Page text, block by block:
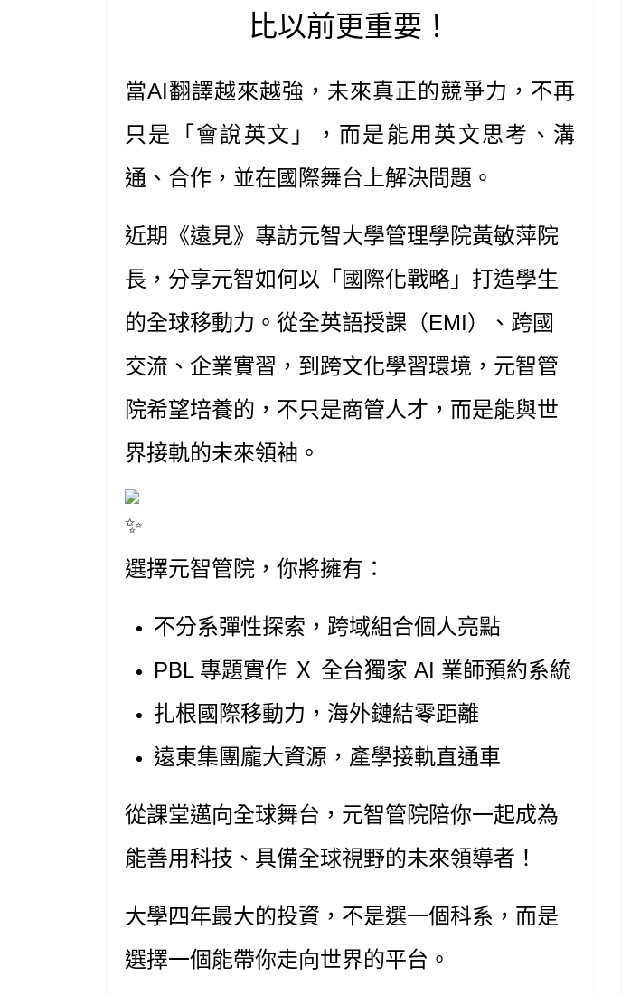
比以前更重要！
當AI翻譯越來越強，未來真正的競爭力，不再
只是「會說英文」，而是能用英文思考、溝
通、合作，並在國際舞台上解決問題。
近期《遠見》專訪元智大學管理學院黃敏萍院
長，分享元智如何以「國際化戰略」打造學生
的全球移動力。從全英語授課（EMI）、跨國
交流、企業實習，到跨文化學習環境，元智管
院希望培養的，不只是商管人才，而是能與世
界接軌的未來領袖。
選擇元智管院，你將擁有：
不分系彈性探索，跨域組合個人亮點
PBL 專題實作 Ｘ 全台獨家 AI 業師預約系統
扎根國際移動力，海外鏈結零距離
遠東集團龐大資源，產學接軌直通車
從課堂邁向全球舞台，元智管院陪你一起成為
能善用科技、具備全球視野的未來領導者！
大學四年最大的投資，不是選一個科系，而是
選擇一個能帶你走向世界的平台。